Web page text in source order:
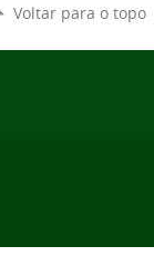
Voltar para o topo